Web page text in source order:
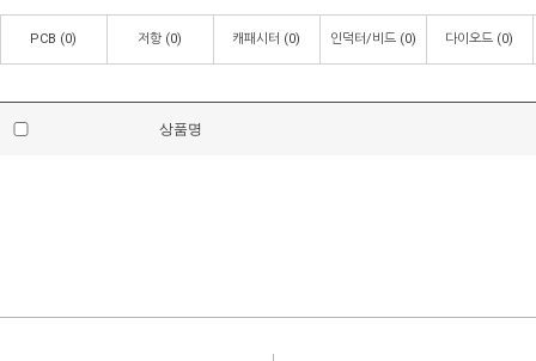
PCB (0) 저항 (0) 캐패시터 (0) 인덕터/비드 (0) 다이오드 (0)
상품명